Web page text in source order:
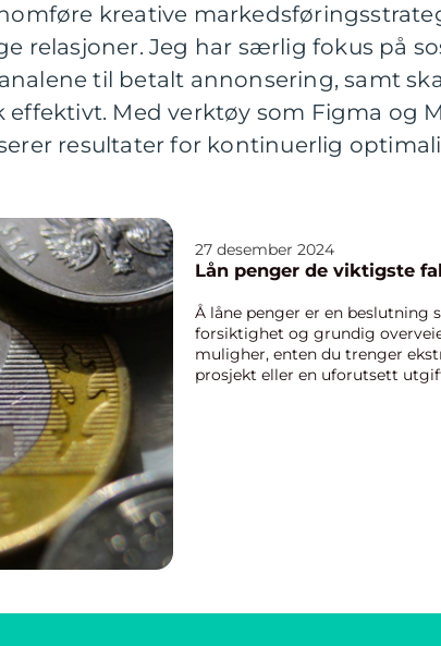
kreative
relasjoner. Jeg har særlig fokus på
til betalt annonsering, samt
Med verktøy som Figma og
resultater for kontinuerlig
27 desember 2024
Lån penger de
Å låne penger er en beslutning
forsiktighet og grundig
muligher, enten du trenger
prosjekt eller en uforutsett